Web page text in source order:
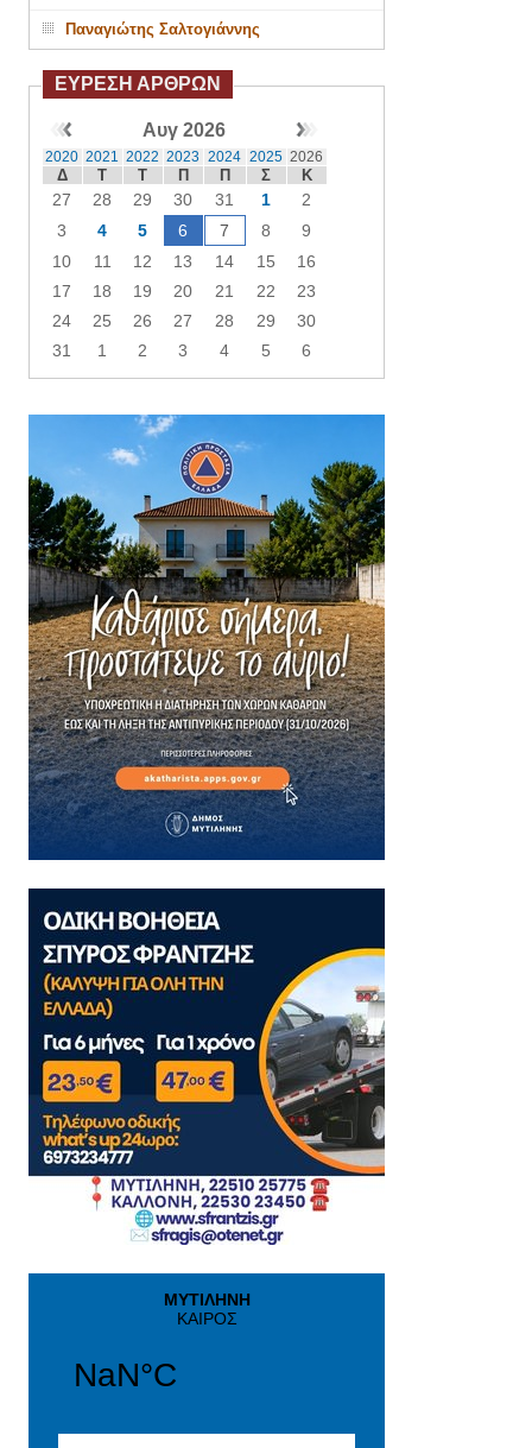
Παναγιώτης Σαλτογιάννης
ΕΥΡΕΣΗ ΑΡΘΡΩΝ
Αυγ 2026
2020 2021 2022 2023 2024 2025 2026
Δ Τ Τ Π Π Σ Κ
27 28 29 30 31 1
2
3
4 5 6 7 8
9
10
11 12 13 14 15
16
17
18 19 20 21 22
23
24
25 26 27 28 29
30
31
1 2 3 4 5 6